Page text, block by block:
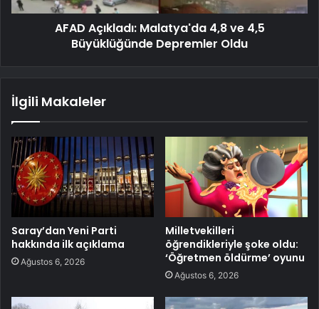
AFAD Açıkladı: Malatya'da 4,8 ve 4,5
Büyüklüğünde Depremler Oldu
İlgili Makaleler
Saray’dan Yeni Parti
hakkında ilk açıklama
Ağustos 6, 2026
Milletvekilleri
öğrendikleriyle şoke oldu:
‘Öğretmen öldürme’ oyunu
Ağustos 6, 2026